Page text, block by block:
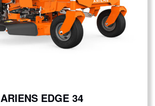
ARIENS EDGE 34